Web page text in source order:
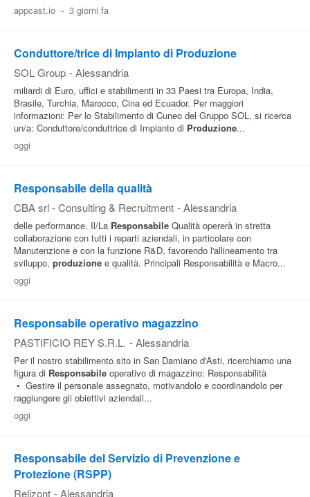
appcast.io - 3 giorni fa
Conduttore/trice di Impianto di Produzione
SOL Group - Alessandria
miliardi di Euro, uffici e stabilimenti in 33 Paesi tra Europa, India,
Brasile, Turchia, Marocco, Cina ed Ecuador. Per maggiori
informazioni: Per lo Stabilimento di Cuneo del Gruppo SOL, si ricerca
un/a: Conduttore/conduttrice di Impianto di Produzione...
oggi
Responsabile della qualità
CBA srl - Consulting & Recruitment - Alessandria
delle performance. Il/La Responsabile Qualità opererà in stretta
collaborazione con tutti i reparti aziendali, in particolare con
Manutenzione e con la funzione R&D, favorendo l'allineamento tra
sviluppo, produzione e qualità. Principali Responsabilità e Macro...
oggi
Responsabile operativo magazzino
PASTIFICIO REY S.R.L. - Alessandria
Per il nostro stabilimento sito in San Damiano d'Asti, ricerchiamo una
figura di Responsabile operativo di magazzino: Responsabilità
• Gestire il personale assegnato, motivandolo e coordinandolo per
raggiungere gli obiettivi aziendali...
oggi
Responsabile del Servizio di Prevenzione e
Protezione (RSPP)
Relizont - Alessandria